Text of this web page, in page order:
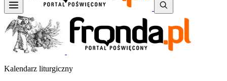
Kalendarz liturgiczny